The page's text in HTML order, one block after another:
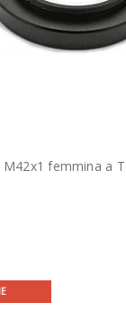
femmina a